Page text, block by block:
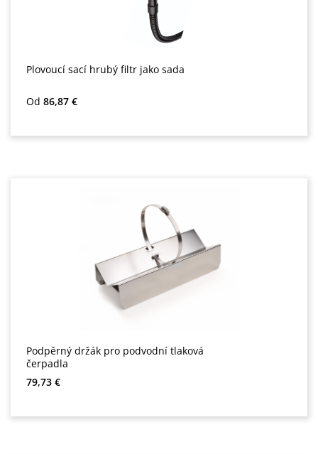
Plovoucí sací hrubý filtr jako sada
Běžná cena:
Od 86,87 €
Podpěrný držák pro podvodní tlaková
čerpadla
Běžná cena:
79,73 €